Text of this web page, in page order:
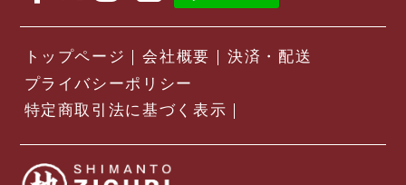
トップページ 会社概要
決済・配送
プライバシーポリシー
特定商取引法に基づく表示